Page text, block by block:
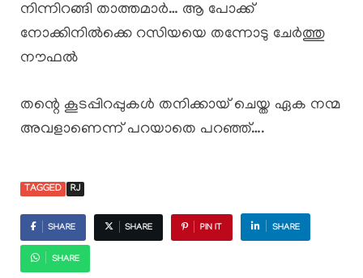
നിന്നിറങ്ങി താത്തമാർ… ആ പോക്ക്
നോക്കിനിൽക്കെ റസിയയെ തന്നോടു ചേർത്തു
നൗഫൽ
തന്റെ കൂടപ്പിറപ്പുകൾ തനിക്കായ് ചെയ്ത ഏക നന്മ
അവളാണെന്ന് പറയാതെ പറഞ്ഞ്….
TAGGED RJ
SHARE SHARE PIN IT SHARE
SHARE